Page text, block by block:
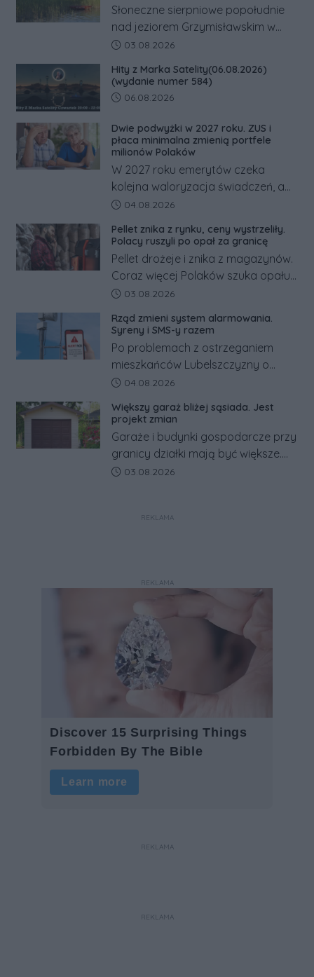
Słoneczne sierpniowe popołudnie
nad jeziorem Grzymisławskim w
powiecie śremskim zakończyło się
odwrócić nawet natychmiastowe
działania służb ratunkowych.
Data dodania artykułu:
03.08.2026
Hity z Marka Satelity(06.08.2026)
(wydanie numer 584)
Data dodania artykułu:
06.08.2026
Dwie podwyżki w 2027 roku. ZUS i
płaca minimalna zmienią portfele
milionów Polaków
W 2027 roku emerytów czeka
kolejna waloryzacja świadczeń, a
pracowników podwyżka płacy
tym zmianom zyskają.
Data dodania artykułu:
04.08.2026
Pellet znika z rynku, ceny wystrzeliły.
Polacy ruszyli po opał za granicę
Pellet drożeje i znika z magazynów.
Coraz więcej Polaków szuka opału
za granicą, gdzie bywa nawet
Co się dzieje?
Data dodania artykułu:
03.08.2026
Rząd zmieni system alarmowania.
Syreny i SMS-y razem
Po problemach z ostrzeganiem
mieszkańców Lubelszczyzny o
rosyjskim zagrożeniu rząd
alarmowych, alertów RCB i aplikacji
w jeden system.
Data dodania artykułu:
04.08.2026
Większy garaż bliżej sąsiada. Jest
projekt zmian
Garaże i budynki gospodarcze przy
granicy działki mają być większe.
Projekt zaostrza też zasady
Data dodania artykułu:
03.08.2026
REKLAMA
REKLAMA
REKLAMA
REKLAMA